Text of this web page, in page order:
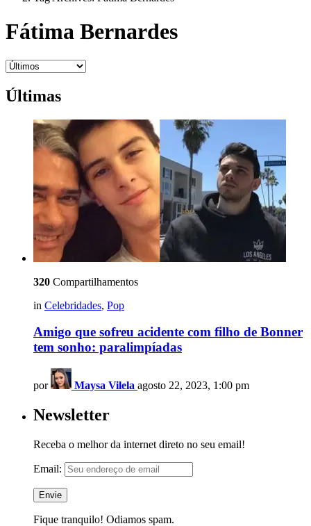
Fátima Bernardes
Últimas
320 Compartilhamentos
in Celebridades, Pop
Amigo que sofreu acidente com filho de Bonner
tem sonho: paralimpíadas
por Maysa Vilela agosto 22, 2023, 1:00 pm
Newsletter
Receba o melhor da internet direto no seu email!
Email:
Fique tranquilo! Odiamos spam.